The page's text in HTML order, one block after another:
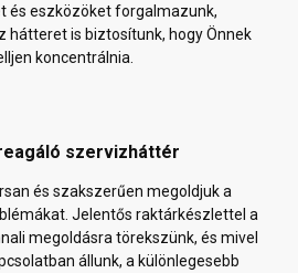
és eszközöket forgalmazunk,
hátteret is biztosítunk, hogy Önnek
koncentrálnia.
szervizháttér
és szakszerűen megoldjuk a
Jelentős raktárkészlettel a
megoldásra törekszünk, és mivel
állunk, a különlegesebb